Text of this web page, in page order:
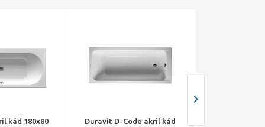
kád 180x80
Duravit D-Code akril kád